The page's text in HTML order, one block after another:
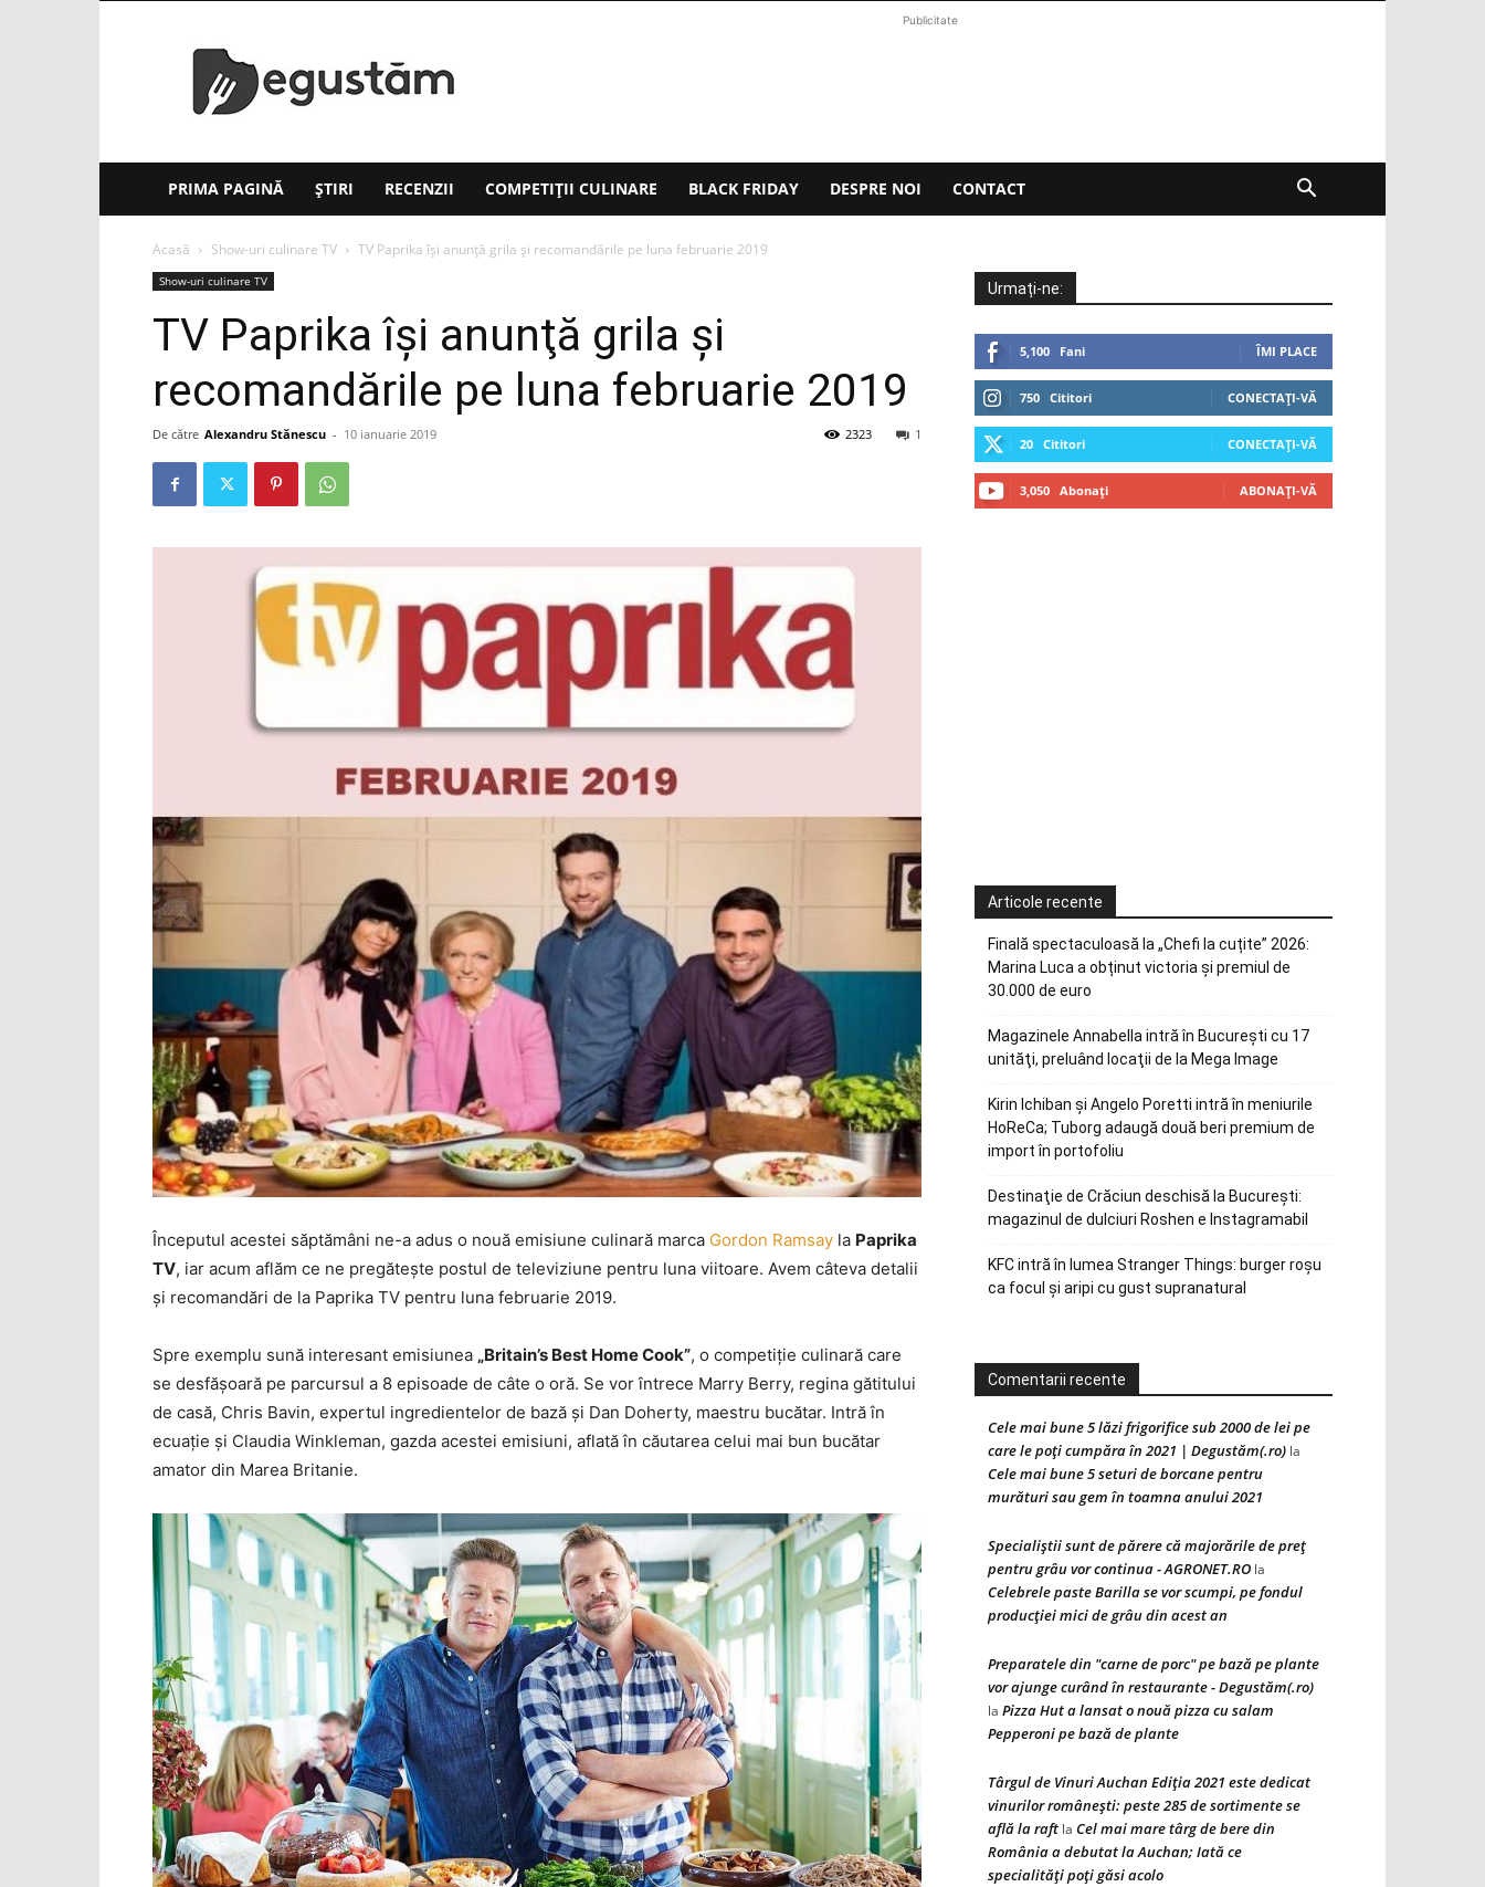
Degustăm(.ro)
Publicitate
PRIMA PAGINĂ ȘTIRI RECENZII COMPETIȚII CULINARE BLACK FRIDAY DESPRE NOI CONTACT
Acasă Show-uri culinare TV TV Paprika îşi anunţă grila şi recomandările pe luna februarie 2019
Show-uri culinare TV
TV Paprika îşi anunţă grila şi
recomandările pe luna februarie 2019
De către Alexandru Stănescu - 10 ianuarie 2019 1
2323
Începutul acestei săptămâni ne-a adus o nouă emisiune culinară marca Gordon Ramsay la Paprika
TV, iar acum aflăm ce ne pregăteşte postul de televiziune pentru luna viitoare. Avem câteva detalii
şi recomandări de la Paprika TV pentru luna februarie 2019.
Spre exemplu sună interesant emisiunea „Britain’s Best Home Cook”, o competiţie culinară care
se desfăşoară pe parcursul a 8 episoade de câte o oră. Se vor întrece Marry Berry, regina gătitului
de casă, Chris Bavin, expertul ingredientelor de bază şi Dan Doherty, maestru bucătar. Intră în
ecuaţie şi Claudia Winkleman, gazda acestei emisiuni, aflată în căutarea celui mai bun bucătar
amator din Marea Britanie.
Urmați-ne:
5,100 Fani ÎMI PLACE
750 Cititori CONECTAȚI-VĂ
20 Cititori CONECTAȚI-VĂ
3,050 Abonați ABONAȚI-VĂ
Articole recente
Finală spectaculoasă la „Chefi la cuțite” 2026:
Marina Luca a obținut victoria și premiul de
30.000 de euro
Magazinele Annabella intră în Bucureşti cu 17
unităţi, preluând locaţii de la Mega Image
Kirin Ichiban și Angelo Poretti intră în meniurile
HoReCa; Tuborg adaugă două beri premium de
import în portofoliu
Destinaţie de Crăciun deschisă la Bucureşti:
magazinul de dulciuri Roshen e Instagramabil
KFC intră în lumea Stranger Things: burger roșu
ca focul și aripi cu gust supranatural
Comentarii recente
Cele mai bune 5 lăzi frigorifice sub 2000 de lei pe
care le poți cumpăra în 2021 | Degustăm(.ro) la
Cele mai bune 5 seturi de borcane pentru
murături sau gem în toamna anului 2021
Specialiștii sunt de părere că majorările de preț
pentru grâu vor continua - AGRONET.RO la
Celebrele paste Barilla se vor scumpi, pe fondul
producției mici de grâu din acest an
Preparatele din "carne de porc" pe bază pe plante
vor ajunge curând în restaurante - Degustăm(.ro)
la Pizza Hut a lansat o nouă pizza cu salam
Pepperoni pe bază de plante
Târgul de Vinuri Auchan Ediţia 2021 este dedicat
vinurilor româneşti: peste 285 de sortimente se
află la raft la Cel mai mare târg de bere din
România a debutat la Auchan; Iată ce
specialităţi poţi găsi acolo